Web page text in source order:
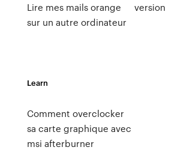
Lire mes mails orange
sur un autre ordinateur
version
Learn
Comment overclocker
sa carte graphique avec
msi afterburner